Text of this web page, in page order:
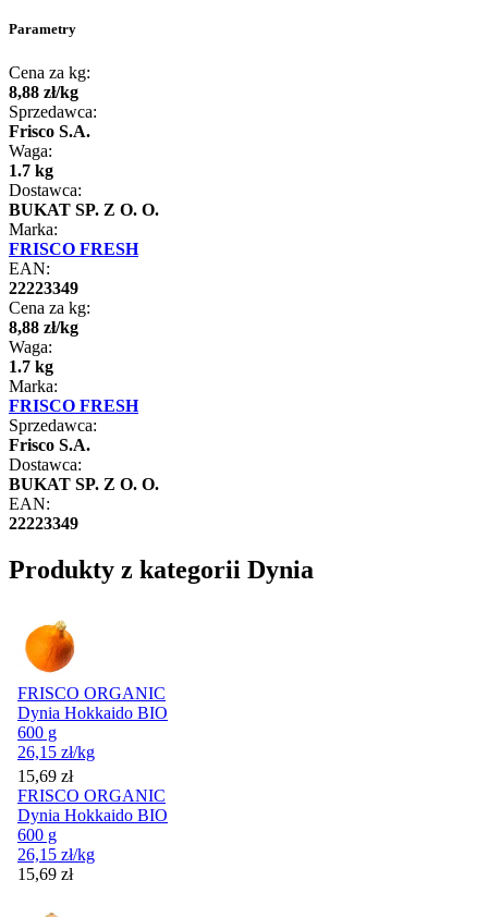
Parametry
Cena za kg:
8,88 zł/kg
Sprzedawca:
Frisco S.A.
Waga:
1.7 kg
Dostawca:
BUKAT SP. Z O. O.
Marka:
FRISCO FRESH
EAN:
22223349
Cena za kg:
8,88 zł/kg
Waga:
1.7 kg
Marka:
FRISCO FRESH
Sprzedawca:
Frisco S.A.
Dostawca:
BUKAT SP. Z O. O.
EAN:
22223349
Produkty z kategorii Dynia
FRISCO ORGANIC
Dynia Hokkaido BIO
600 g
26,15 zł/kg
Cena
15,69 zł
FRISCO ORGANIC
Dynia Hokkaido BIO
600 g
26,15 zł/kg
Cena
15,69 zł